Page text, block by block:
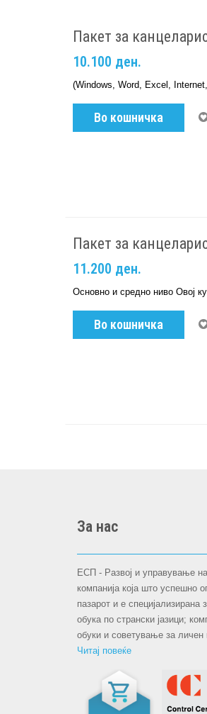
Пакет за
10.100 ден.
(Windows, Word, Excel,
Во кошничка
Пакет за
11.200 ден.
Основно и средно ниво Овој
Во кошничка
За нас
ЕСП - Развој и управување
компанија која што успешно
пазарот и е
обука по странски јазици;
обуки и советување за личен
Читај повеќе